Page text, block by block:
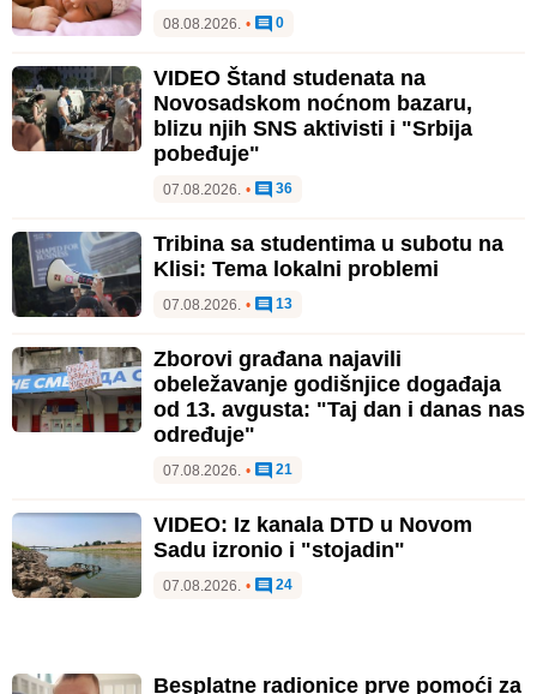
08.08.2026. • 0
VIDEO Štand studenata na
Novosadskom noćnom bazaru,
blizu njih SNS aktivisti i "Srbija
pobeđuje"
07.08.2026. • 36
Tribina sa studentima u subotu na
Klisi: Tema lokalni problemi
07.08.2026. • 13
Zborovi građana najavili
obeležavanje godišnjice događaja
od 13. avgusta: "Taj dan i danas nas
određuje"
07.08.2026. • 21
VIDEO: Iz kanala DTD u Novom
Sadu izronio i "stojadin"
07.08.2026. • 24
Besplatne radionice prve pomoći za